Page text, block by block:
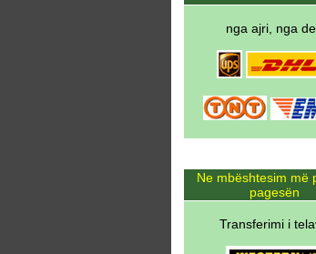
nga ajri, nga
Ne mbështesim më
pagesën
Transferimi i